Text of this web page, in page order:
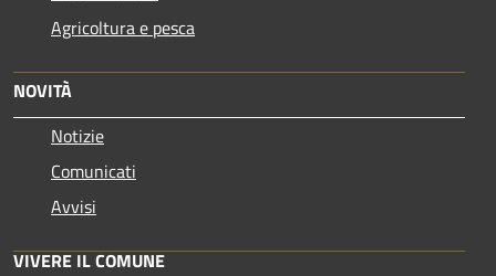
Agricoltura e pesca
NOVITÀ
Notizie
Comunicati
Avvisi
VIVERE IL COMUNE